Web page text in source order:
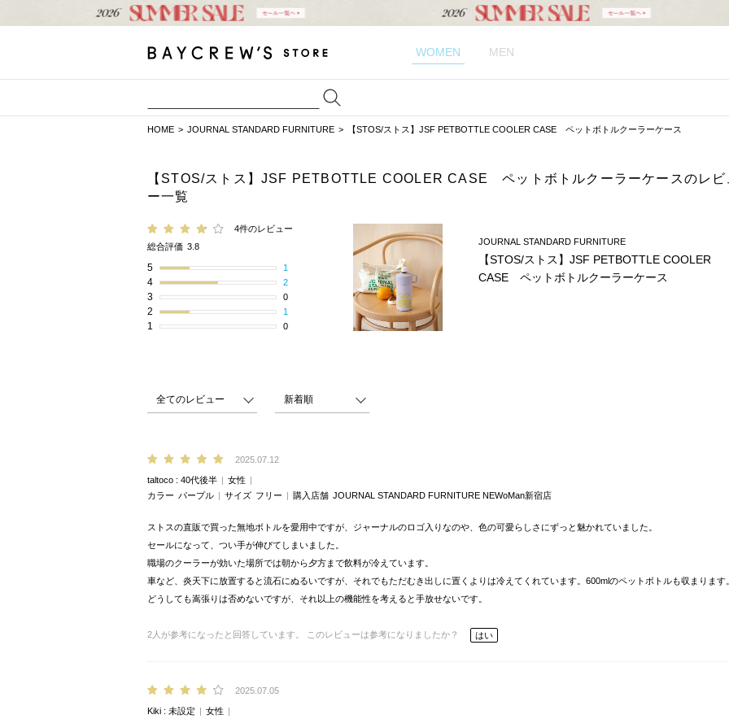
WOMEN MEN
HOME JOURNAL STANDARD FURNITURE 【STOS/ストス】JSF PETBOTTLE COOLER CASE ペットボトルクーラーケース
【STOS/ストス】JSF PETBOTTLE COOLER CASE ペットボトルクーラーケースのレビ
ー一覧
4件のレビュー
総合評価 3.8
5 1
4 2
3 0
2 1
1 0
JOURNAL STANDARD FURNITURE
【STOS/ストス】JSF PETBOTTLE COOLER
CASE ペットボトルクーラーケース
2025.07.12
taltoco 40代後半
女性
カラー パープル サイズ フリー 購入店舗 JOURNAL STANDARD FURNITURE NEWoMan新宿店
ストスの直販で買った無地ボトルを愛用中ですが、ジャーナルのロゴ入りなのや、色の可愛らしさにずっと魅かれていました。
セールになって、つい手が伸びてしまいました。
職場のクーラーが効いた場所では朝から夕方まで飲料が冷えています。
車など、炎天下に放置すると流石にぬるいですが、それでもただむき出しに置くよりは冷えてくれています。600mlのペットボトルも収まります
どうしても嵩張りは否めないですが、それ以上の機能性を考えると手放せないです。
2 人が参考になったと回答しています。 このレビューは参考になりましたか？ はい
2025.07.05
Kiki 未設定
女性